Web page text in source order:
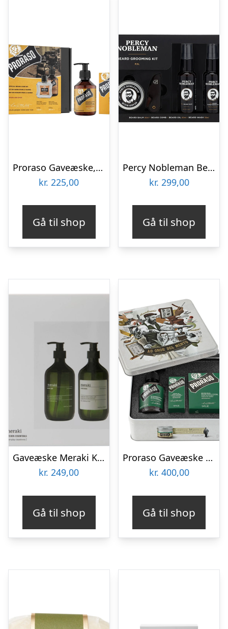
Proraso Gaveæske, Duo Pack, Skægshampoo & Skægbalm, Wood & Spice
kr. 225,00
Gå til shop
Percy Nobleman Beard Grooming Kit
kr. 299,00
Gå til shop
Gaveæske Meraki Kitchen essentials – håndsæbe & opvaskemiddel 2×490 ml hvid
kr. 249,00
Gå til shop
Proraso Gaveæske til skægpleje, Refreshing
kr. 400,00
Gå til shop